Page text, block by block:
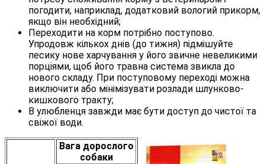
погодити, наприклад, додатковий вологий прикорм,
якщо він необхідний;
Переходити на корм потрібно поступово.
Упродовж кількох днів (до тижня) підмішуйте
песику нове харчування у його звичне невеликими
порціями, щоб його травна система звикла до
нового складу. При поступовому переході можна
виключити або мінімізувати розлади шлунково-
кишкового тракту;
В улюбленця завжди має бути доступ до чистої та
свіжої води.
Вага дорослого
собаки